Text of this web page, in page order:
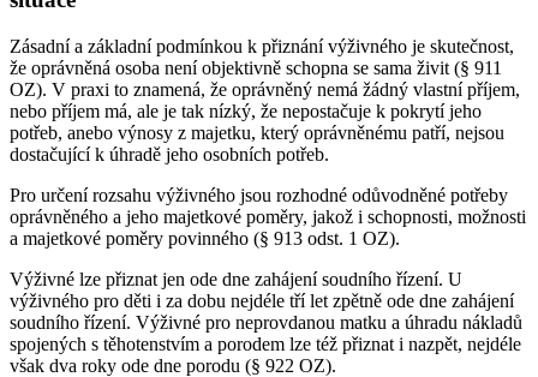
Zásadní a základní podmínkou k přiznání výživného je skutečnost,
že oprávněná osoba není objektivně schopna se sama živit (§ 911
OZ). V praxi to znamená, že oprávněný nemá žádný vlastní příjem,
nebo příjem má, ale je tak nízký, že nepostačuje k pokrytí jeho
potřeb, anebo výnosy z majetku, který oprávněnému patří, nejsou
dostačující k úhradě jeho osobních potřeb.
Pro určení rozsahu výživného jsou rozhodné odůvodněné potřeby
oprávněného a jeho majetkové poměry, jakož i schopnosti, možnosti
a majetkové poměry povinného (§ 913 odst. 1 OZ).
Výživné lze přiznat jen ode dne zahájení soudního řízení. U
výživného pro děti i za dobu nejdéle tří let zpětně ode dne zahájení
soudního řízení. Výživné pro neprovdanou matku a úhradu nákladů
spojených s těhotenstvím a porodem lze též přiznat i nazpět, nejdéle
však dva roky ode dne porodu (§ 922 OZ).